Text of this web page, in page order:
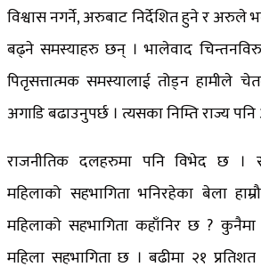
विश्वास नगर्ने, अरुबाट निर्देशित हुने र
बढ्ने समस्याहरु छन् । भालेवाद
पितृसत्तात्मक समस्यालाई तोड्न हामीले
अगाडि बढाउनुपर्छ । त्यसका निम्ति राज्य
राजनीतिक दलहरुमा पनि विभेद छ ।
महिलाको सहभागिता भनिरहेका बेला
महिलाको सहभागिता कहाँनिर छ ?
महिला सहभागिता छ । बढीमा २१